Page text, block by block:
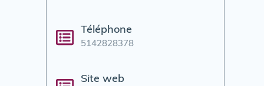
Téléphone
5142828378
Site web